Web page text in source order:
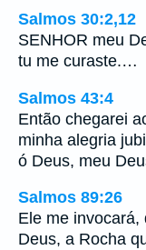
Salmos 30:2,12
SENHOR meu
tu me curaste.…
Salmos 43:4
Então chegarei
minha alegria
ó Deus, meu
Salmos 89:26
Ele me invocará,
Deus, a Rocha